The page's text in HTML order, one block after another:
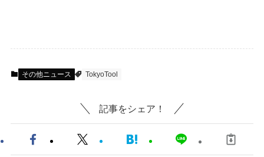
その他ニュース TokyoTool
記事をシェア！